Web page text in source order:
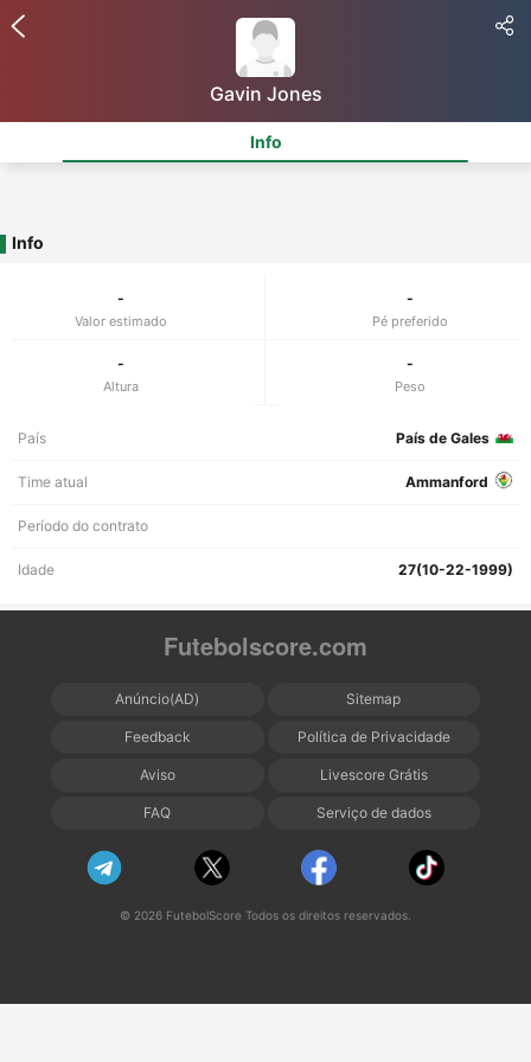
Gavin Jones
Info
Info
-
Valor estimado
-
Pé preferido
-
Altura
-
Peso
País País de Gales
Time atual Ammanford
Período do contrato
Idade 27(10-22-1999)
Futebolscore.com
Anúncio(AD) Sitemap
Feedback Política de Privacidade
Aviso Livescore Grátis
FAQ Serviço de dados
© 2026 FutebolScore Todos os direitos reservados.